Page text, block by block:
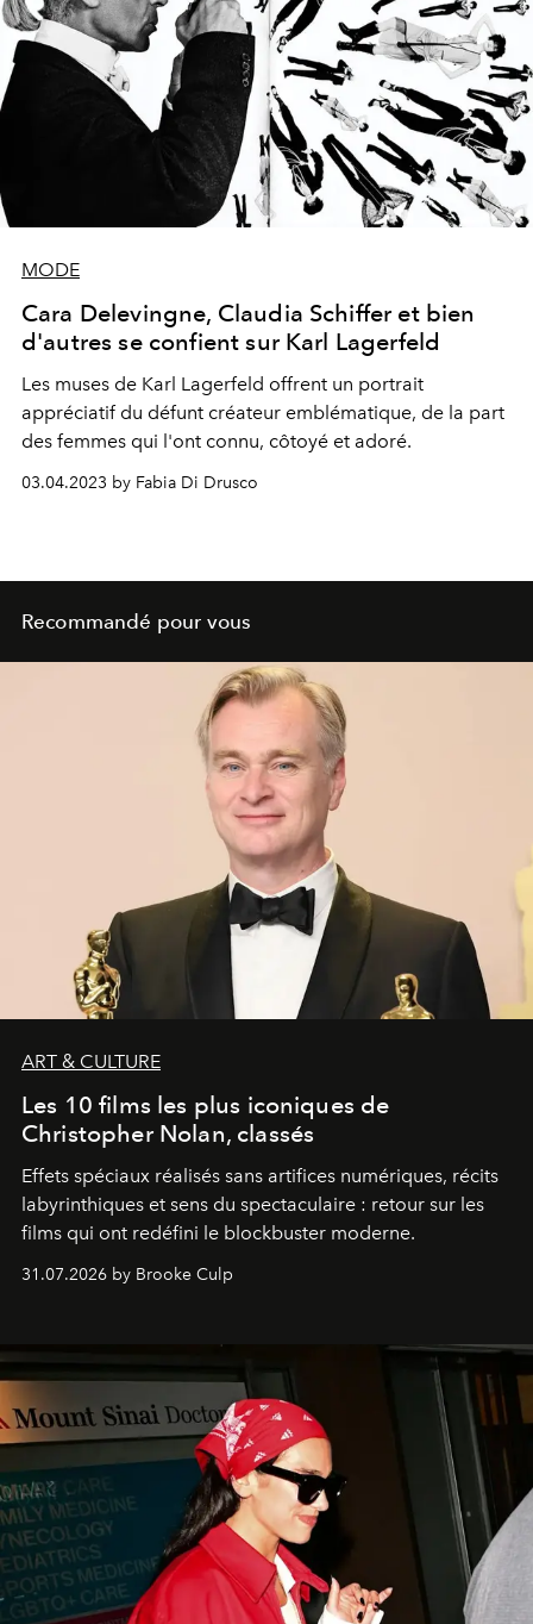
MODE
Cara Delevingne, Claudia Schiffer et bien
d'autres se confient sur Karl Lagerfeld
Les muses de Karl Lagerfeld offrent un portrait
appréciatif du défunt créateur emblématique, de la part
des femmes qui l'ont connu, côtoyé et adoré.
03.04.2023 by Fabia Di Drusco
Recommandé pour vous
ART & CULTURE
Les 10 films les plus iconiques de
Christopher Nolan, classés
Effets spéciaux réalisés sans artifices numériques, récits
labyrinthiques et sens du spectaculaire : retour sur les
films qui ont redéfini le blockbuster moderne.
31.07.2026 by Brooke Culp